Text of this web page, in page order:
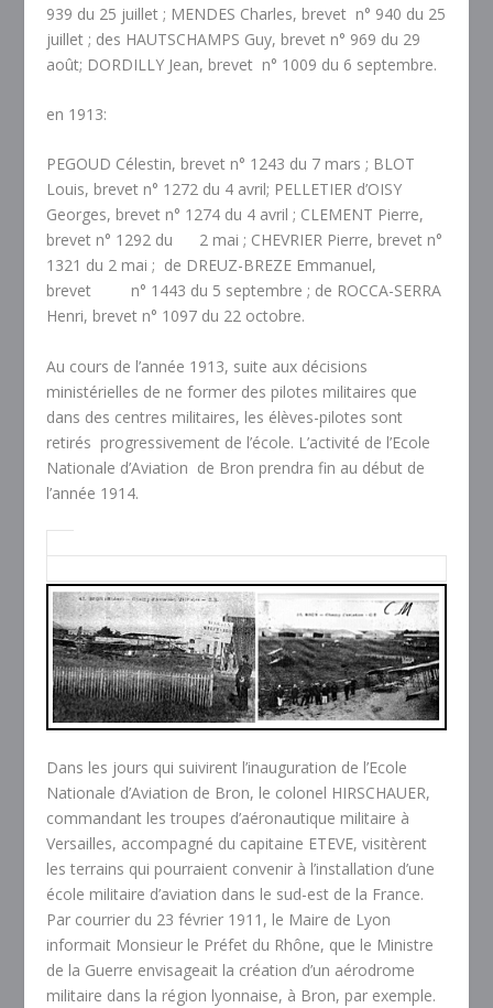
939 du 25 juillet ; MENDES Charles, brevet n° 940 du 25
juillet ; des HAUTSCHAMPS Guy, brevet n° 969 du 29
août; DORDILLY Jean, brevet n° 1009 du 6 septembre.
en 1913:
PEGOUD Célestin, brevet n° 1243 du 7 mars ; BLOT
Louis, brevet n° 1272 du 4 avril; PELLETIER d’OISY
Georges, brevet n° 1274 du 4 avril ; CLEMENT Pierre,
brevet n° 1292 du 2 mai ; CHEVRIER Pierre, brevet n°
1321 du 2 mai ; de DREUZ-BREZE Emmanuel,
brevet n° 1443 du 5 septembre ; de ROCCA-SERRA
Henri, brevet n° 1097 du 22 octobre.
Au cours de l’année 1913, suite aux décisions
ministérielles de ne former des pilotes militaires que
dans des centres militaires, les élèves-pilotes sont
retirés progressivement de l’école. L’activité de l’Ecole
Nationale d’Aviation de Bron prendra fin au début de
l’année 1914.
Dans les jours qui suivirent l’inauguration de l’Ecole
Nationale d’Aviation de Bron, le colonel HIRSCHAUER,
commandant les troupes d’aéronautique militaire à
Versailles, accompagné du capitaine ETEVE, visitèrent
les terrains qui pourraient convenir à l’installation d’une
école militaire d’aviation dans le sud-est de la France.
Par courrier du 23 février 1911, le Maire de Lyon
informait Monsieur le Préfet du Rhône, que le Ministre
de la Guerre envisageait la création d’un aérodrome
militaire dans la région lyonnaise, à Bron, par exemple.